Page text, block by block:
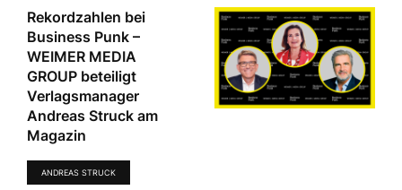
Rekordzahlen bei
Business Punk –
WEIMER MEDIA
GROUP beteiligt
Verlagsmanager
Andreas Struck am
Magazin
ANDREAS STRUCK